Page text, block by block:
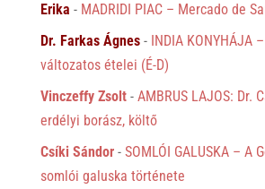
Erika - MADRIDI PIAC – Mercado de
Dr. Farkas Ágnes- INDIA KONYHÁJA
változatos ételei (É-D)
Vinczeffy Zsolt- AMBRUS LAJOS: Dr.
erdélyi borász, költő
Csíki Sándor- SOMLÓI GALUSKA – A
somlói galuska története